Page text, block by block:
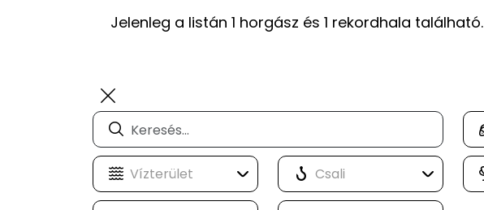
Jelenleg a listán 1 horgász és 1 rekordhala található.